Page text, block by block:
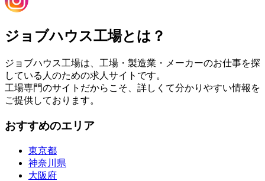
ジョブハウス工場とは？
ジョブハウス工場は、工場・製造業・メーカーのお仕事を探
している人のための求人サイトです。
工場専門のサイトだからこそ、詳しくて分かりやすい情報を
ご提供しております。
おすすめのエリア
東京都
神奈川県
大阪府